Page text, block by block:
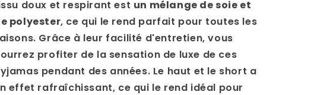
doux et respirant est un mélange de soie et
polyester, ce qui le rend parfait pour toutes les
Grâce à leur facilité d'entretien, vous
profiter de la sensation de luxe de ces
pendant des années. Le haut et le short a
effet rafraîchissant, ce qui le rend idéal pour